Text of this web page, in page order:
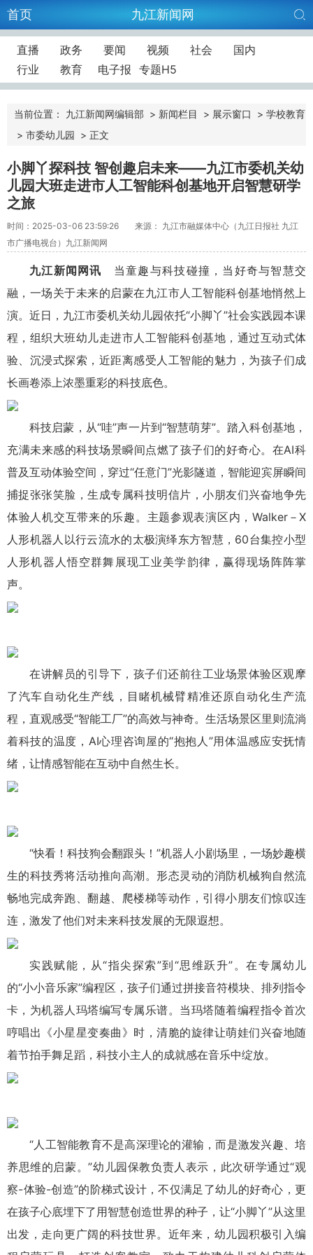
首页 九江新闻网
直播 政务 要闻 视频 社会
国内
行业
教育 电子报 专题H5
当前位置： 九江新闻网编辑部 > 新闻栏目 > 展示窗口 > 学校教育
> 市委幼儿园 > 正文
小脚丫探科技 智创趣启未来——九江市委机关幼
儿园大班走进市人工智能科创基地开启智慧研学
之旅
时间：2025-03-06 23:59:26
来源： 九江市融媒体中心（九江日报社 九江
市广播电视台）九江新闻网
九江新闻网讯 当童趣与科技碰撞，当好奇与智慧交
融，一场关于未来的启蒙在九江市人工智能科创基地悄然上
演。近日，九江市委机关幼儿园依托“小脚丫”社会实践园本课
程，组织大班幼儿走进市人工智能科创基地，通过互动式体
验、沉浸式探索，近距离感受人工智能的魅力，为孩子们成
长画卷添上浓墨重彩的科技底色。
科技启蒙，从“哇”声一片到“智慧萌芽”。踏入科创基地，
充满未来感的科技场景瞬间点燃了孩子们的好奇心。在AI科
普及互动体验空间，穿过“任意门”光影隧道，智能迎宾屏瞬间
捕捉张张笑脸，生成专属科技明信片，小朋友们兴奋地争先
体验人机交互带来的乐趣。主题参观表演区内，Walker－X
人形机器人以行云流水的太极演绎东方智慧，60台集控小型
人形机器人悟空群舞展现工业美学韵律，赢得现场阵阵掌
声。
在讲解员的引导下，孩子们还前往工业场景体验区观摩
了汽车自动化生产线，目睹机械臂精准还原自动化生产流
程，直观感受“智能工厂”的高效与神奇。生活场景区里则流淌
着科技的温度，AI心理咨询屋的“抱抱人”用体温感应安抚情
绪，让情感智能在互动中自然生长。
“快看！科技狗会翻跟头！”机器人小剧场里，一场妙趣横
生的科技秀将活动推向高潮。形态灵动的消防机械狗自然流
畅地完成奔跑、翻越、爬楼梯等动作，引得小朋友们惊叹连
连，激发了他们对未来科技发展的无限遐想。
实践赋能，从“指尖探索”到“思维跃升”。在专属幼儿
的“小小音乐家”编程区，孩子们通过拼接音符模块、排列指令
卡，为机器人玛塔编写专属乐谱。当玛塔随着编程指令首次
哼唱出《小星星变奏曲》时，清脆的旋律让萌娃们兴奋地随
着节拍手舞足蹈，科技小主人的成就感在音乐中绽放。
“人工智能教育不是高深理论的灌输，而是激发兴趣、培
养思维的启蒙。”幼儿园保教负责人表示，此次研学通过“观
察-体验-创造”的阶梯式设计，不仅满足了幼儿的好奇心，更
在孩子心底埋下了用智慧创造世界的种子，让“小脚丫”从这里
出发，走向更广阔的科技世界。近年来，幼儿园积极引入编